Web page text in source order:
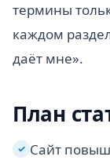
термины
каждом
даёт мне».
План
✓ Сайт